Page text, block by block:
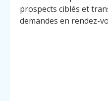
prospects ciblés et
demandes en rendez-